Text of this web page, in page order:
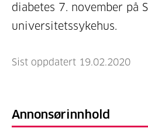
diabetes 7. november på
universitetssykehus.
Sist oppdatert 19.02.2020
Annonsørinnhold